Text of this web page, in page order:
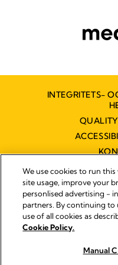
INTEGRITETS-
We use cookies to run
site usage, improve your
personlised advertising -
partners. By continuing to
use of all cookies as
Cookie Policy.
Manual